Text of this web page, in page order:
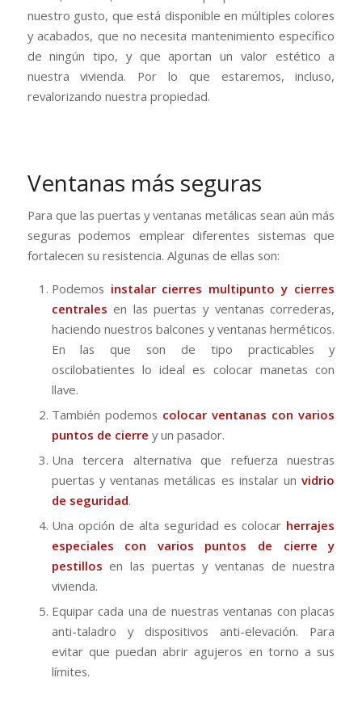
nuestro gusto, que está disponible en múltiples colores
y acabados, que no necesita mantenimiento específico
de ningún tipo, y que aportan un valor estético a
nuestra vivienda. Por lo que estaremos, incluso,
revalorizando nuestra propiedad.
Ventanas más seguras
Para que las puertas y ventanas metálicas sean aún más
seguras podemos emplear diferentes sistemas que
fortalecen su resistencia. Algunas de ellas son:
Podemos instalar cierres multipunto y cierres
centrales en las puertas y ventanas correderas,
haciendo nuestros balcones y ventanas herméticos.
En las que son de tipo practicables y
oscilobatientes lo ideal es colocar manetas con
llave.
También podemos colocar ventanas con varios
puntos de cierre y un pasador.
Una tercera alternativa que refuerza nuestras
puertas y ventanas metálicas es instalar unvidrio
de seguridad.
Una opción de alta seguridad es colocar herrajes
especiales con varios puntos de cierre y
pestillos en las puertas y ventanas de nuestra
vivienda.
Equipar cada una de nuestras ventanas con placas
anti-taladro y dispositivos anti-elevación. Para
evitar que puedan abrir agujeros en torno a sus
límites.